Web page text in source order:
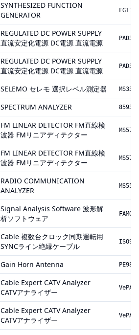
SYNTHESIZED FUNCTION
GENERATOR
FG110
REGULATED DC POWER SUPPLY
直流安定化電源 DC電源 直流電源
REGULATED DC POWER SUPPLY
直流安定化電源 DC電源 直流電源
SELEMO セレモ 選択レベル測定器 MS330A
SPECTRUM ANALYZER 8593A
FM LINEAR DETECTOR FM直線検
波器 FMリニアディテクター
MS57A
FM LINEAR DETECTOR FM直線検
波器 FMリニアディテクター
MS57A
RADIO COMMUNICATION
ANALYZER
MS555B
Signal Analysis Software 波形解
析ソフトウェア
Cable 複数台クロック同期運転用
SYNCライン絶縁ケーブル
Gain Horn Antenna
Cable Expert CATV Analyzer
CATVアナライザー
VePAL
Cable Expert CATV Analyzer
CATVアナライザー
VePAL